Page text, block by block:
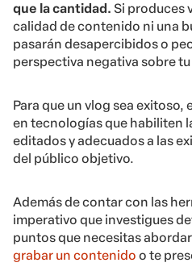
que la cantidad. Si produces
calidad de contenido ni una
pasarán desapercibidos o
perspectiva negativa sobre
Para que un vlog sea
en tecnologías que habiliten
editados y adecuados a las
del público objetivo.
Además de contar con las
imperativo que investigues
puntos que necesitas
grabar un contenido o te